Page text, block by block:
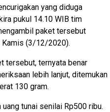
yang diduga
pukul 14.10 WIB tim
paket tersebut
Kamis (3/12/2020).
tersebut, ternyata benar
lebih lanjut, ditemukan
130 gram.
tunai senilai Rp500 ribu.